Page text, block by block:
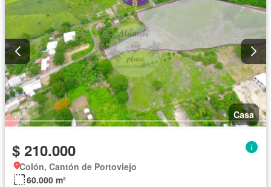
Casa
$ 210.000
Colón, Cantón de Portoviejo
60.000 m²